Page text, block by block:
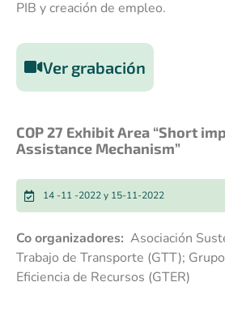
PIB y creación de empleo.
Ver grabación
COP 27 Exhibit Area “Short
Assistance Mechanism”
14 -11 -2022 y 15-11-2022
Co organizadores: Asociación
Trabajo de Transporte (GTT);
Eficiencia de Recursos (GTER)